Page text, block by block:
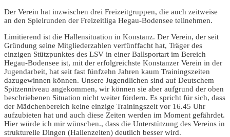
Der Verein hat inzwischen drei Freizeitgruppen, die auch zeitweise
an den Spielrunden der Freizeitliga Hegau-Bodensee teilnehmen.
Limitierend ist die Hallensituation in Konstanz. Der Verein, der seit
Gründung seine Mitgliederzahlen verfünffacht hat, Träger des
einzigen Stützpunktes des LSV in einer Ballsportart im Bereich
Hegau-Bodensee ist, mit der erfolgreichste Konstanzer Verein in der
Jugendarbeit, hat seit fast fünfzehn Jahren kaum Trainingszeiten
dazugewinnen können. Unsere Jugendlichen sind auf Deutschem
Spitzenniveau angekommen, wir können sie aber aufgrund der oben
beschriebenen Situation nicht weiter fördern. Es spricht für sich, dass
der Mädchenbereich keine einzige Trainingszeit vor 16.45 Uhr
aufzubieten hat und auch diese Zeiten werden im Moment gefährdet.
Hier würde ich mir wünschen., dass die Unterstützung des Vereins in
strukturelle Dingen (Hallenzeiten) deutlich besser wird.